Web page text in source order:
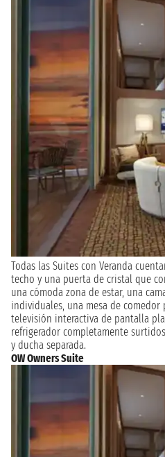
Todas las Suites con Veranda
techo y una puerta de cristal que
una cómoda zona de estar, una
individuales, una mesa de comedor
televisión interactiva de pantalla
refrigerador completamente
y ducha separada.
OW Owners Suite